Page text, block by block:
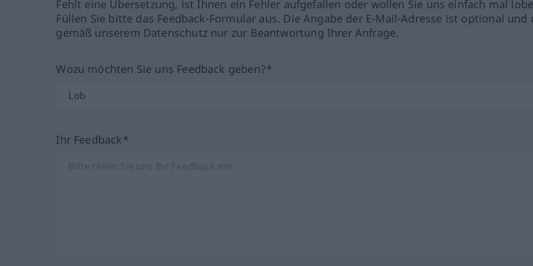
Fehlt eine Übersetzung, ist Ihnen ein Fehler aufgefallen oder wollen Sie uns einfach mal
Füllen Sie bitte das Feedback-Formular aus. Die Angabe der E-Mail-Adresse ist optional und
gemäß unserem Datenschutz nur zur Beantwortung Ihrer Anfrage.
Wozu möchten Sie uns Feedback geben?*
Ihr Feedback*